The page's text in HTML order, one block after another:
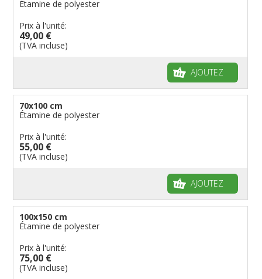
Étamine de polyester
Prix à l'unité:
49,00 €
(TVA incluse)
AJOUTEZ
70x100 cm
Étamine de polyester
Prix à l'unité:
55,00 €
(TVA incluse)
AJOUTEZ
100x150 cm
Étamine de polyester
Prix à l'unité:
75,00 €
(TVA incluse)